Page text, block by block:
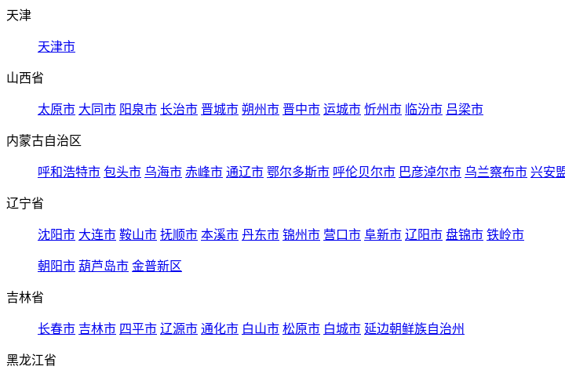
天津
天津市
山西省
太原市 大同市 阳泉市 长治市 晋城市 朔州市 晋中市 运城市 忻州市 临汾市 吕梁市
内蒙古自治区
呼和浩特市 包头市 乌海市 赤峰市 通辽市 鄂尔多斯市 呼伦贝尔市 巴彦淖尔市 乌兰察布市 兴安
辽宁省
沈阳市 大连市 鞍山市 抚顺市 本溪市 丹东市 锦州市 营口市 阜新市 辽阳市 盘锦市 铁岭市
朝阳市 葫芦岛市 金普新区
吉林省
长春市 吉林市 四平市 辽源市 通化市 白山市 松原市 白城市 延边朝鲜族自治州
黑龙江省